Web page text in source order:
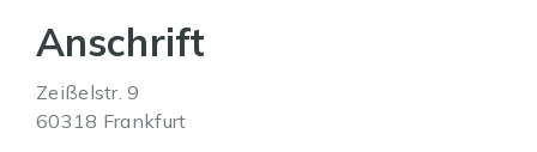
Anschrift
Zeißelstr. 9
60318 Frankfurt